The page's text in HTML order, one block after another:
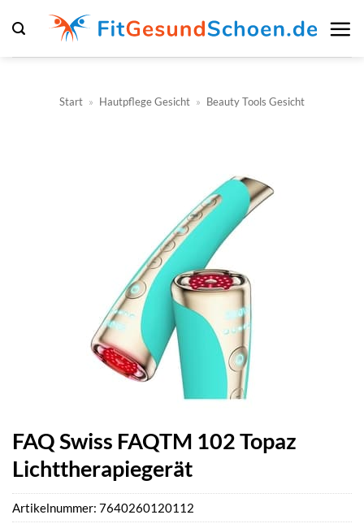
Inhalt
springen
Start » Hautpflege Gesicht » Beauty Tools Gesicht
FAQ Swiss FAQTM 102 Topaz
Lichttherapiegerät
Artikelnummer: 7640260120112